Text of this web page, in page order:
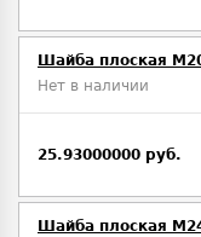
Шайба плоская
Нет в наличии
25.93000000 руб.
Шайба плоская